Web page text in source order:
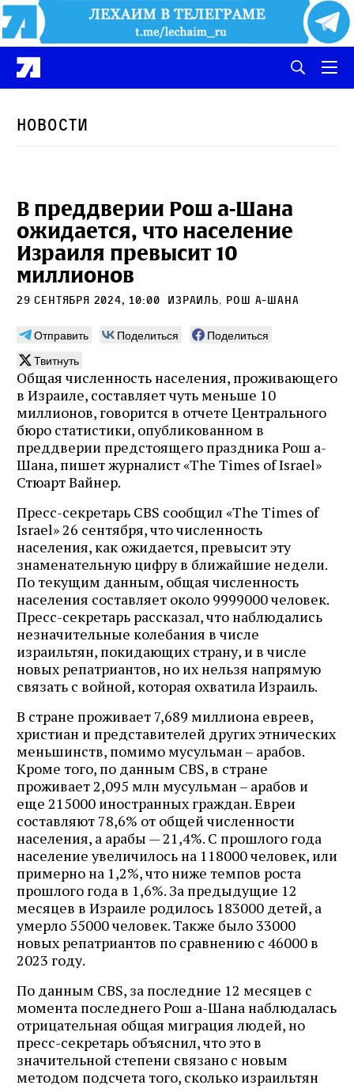
Новости
В преддверии Рош а-Шана
ожидается, что население
Израиля превысит 10
миллионов
29 сентября 2024, 10:00 Израиль, Рош а-Шана
Отправить Поделиться
Поделиться
Твитнуть
Общая численность населения, проживающего
в Израиле, составляет чуть меньше 10
миллионов, говорится в отчете Центрального
бюро статистики, опубликованном в
преддверии предстоящего праздника Рош а-
Шана, пишет журналист «The Times of Israel»
Стюарт Вайнер.
Пресс-секретарь CBS сообщил «The Times of
Israel» 26 сентября, что численность
населения, как ожидается, превысит эту
знаменательную цифру в ближайшие недели.
По текущим данным, общая численность
населения составляет около 9999000 человек.
Пресс-секретарь рассказал, что наблюдались
незначительные колебания в числе
израильтян, покидающих страну, и в числе
новых репатриантов, но их нельзя напрямую
связать с войной, которая охватила Израиль.
В стране проживает 7,689 миллиона евреев,
христиан и представителей других этнических
меньшинств, помимо мусульман – арабов.
Кроме того, по данным CBS, в стране
проживает 2,095 млн мусульман – арабов и
еще 215000 иностранных граждан. Евреи
составляют 78,6% от общей численности
населения, а арабы — 21,4%. С прошлого года
население увеличилось на 118000 человек, или
примерно на 1,2%, что ниже темпов роста
прошлого года в 1,6%. За предыдущие 12
месяцев в Израиле родилось 183000 детей, а
умерло 55000 человек. Также было 33000
новых репатриантов по сравнению с 46000 в
2023 году.
По данным CBS, за последние 12 месяцев с
момента последнего Рош а-Шана наблюдалась
отрицательная общая миграция людей, но
пресс-секретарь объяснил, что это в
значительной степени связано с новым
методом подсчета того, сколько израильтян